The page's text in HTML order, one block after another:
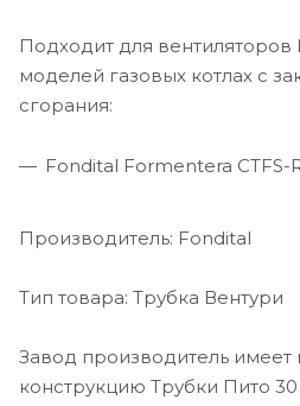
Подходит для вентиляторов
моделей газовых котлах с
сгорания:
Fondital Formentera CTFS-
Производитель: Fondital
Тип товара: Трубка Вентури
Завод производитель имеет
конструкцию Трубки Пито